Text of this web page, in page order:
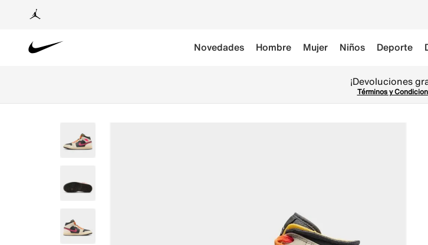
Novedades Hombre Mujer Niños Deporte
¡Devoluciones
Términos y